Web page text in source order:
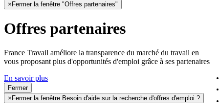
× Fermer la fenêtre "Offres partenaires"
Offres partenaires
France Travail améliore la transparence du marché du travail en
vous proposant plus d'opportunités d'emploi grâce à ses partenaires
En savoir plus
Fermer
× Fermer la fenêtre Besoin d'aide sur la recherche d'offres d'emploi ?